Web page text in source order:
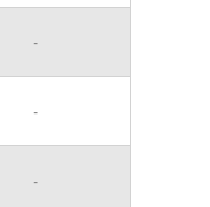
-
-
-